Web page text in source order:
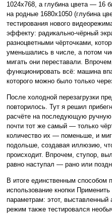
1024x768, а глубина цвета — 16
на родные 1680x1050 (глубина
тестирования нового
эффекту: радикально-чёрный
разноцветными чёрточками,
уменьшались в числе, а потом
мигать они переставали.
функционировать всё: машина
которого можно было только
После холодной перезагрузки
повторилось. Тут я решил
расчёте на последующую ручную
почти тот же самый — только
количество их — поменьше, и
подольше, создавая иллюзию,
происходит. Впрочем, ступор,
равно наступал — рано или
В итоге единственным способом
использование кнопки
параметрам: этот, выставленный
режим также тестировался